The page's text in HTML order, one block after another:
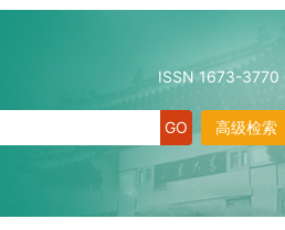
ISSN 1673-3770
高级检索